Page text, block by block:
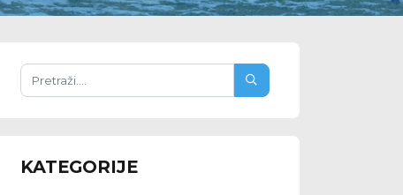
KATEGORIJE